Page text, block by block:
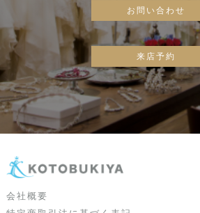
お問い合わせ
来店予約
会社概要